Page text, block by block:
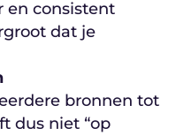
en consistent
dat je
bronnen tot
dus niet “op